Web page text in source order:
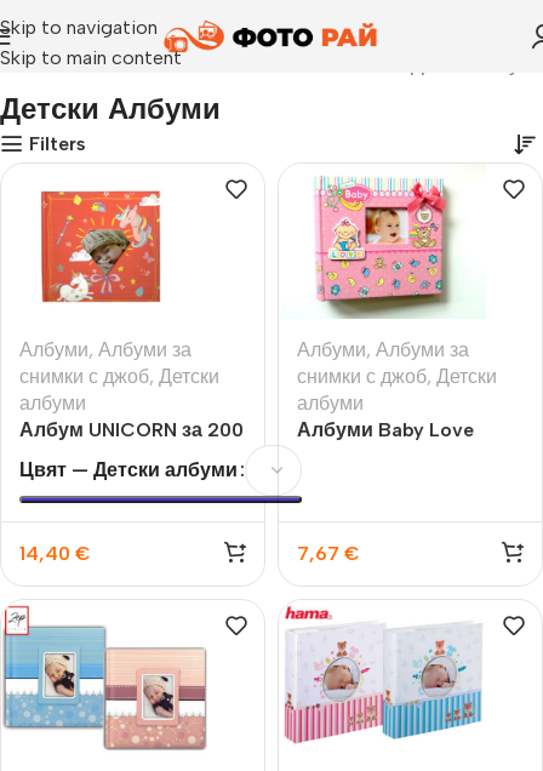
Skip to navigation
Skip to main content
Детски Албуми
Filters
Албуми, Албуми за
снимки с джоб, Детски
албуми
Албум UNICORN за 200
бр. снимки 10х15 см.
Цвят — Детски албуми
14,40 €
Албуми, Албуми за
снимки с джоб, Детски
албуми
Албуми Baby Love
7,67 €